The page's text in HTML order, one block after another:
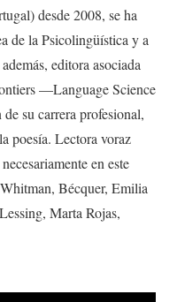
desde 2008, se ha
de la Psicolingüística y a
editora asociada
—Language Science
su carrera profesional,
poesía. Lectora voraz
en este
Bécquer, Emilia
Marta Rojas,